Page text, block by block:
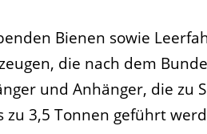
Bienen sowie
die nach dem
und Anhänger, die zu
zu 3,5 Tonnen geführt